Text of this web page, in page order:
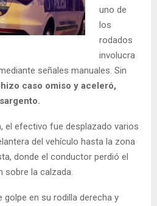
uno de
los
rodados
involucra
señales manuales. Sin
caso omiso y aceleró,
el efectivo fue desplazado varios
del vehículo hasta la zona
donde el conductor perdió el
sobre la calzada.
en su rodilla derecha y